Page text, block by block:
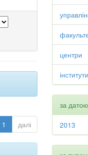
1 далі
центри
інститути
за
2013